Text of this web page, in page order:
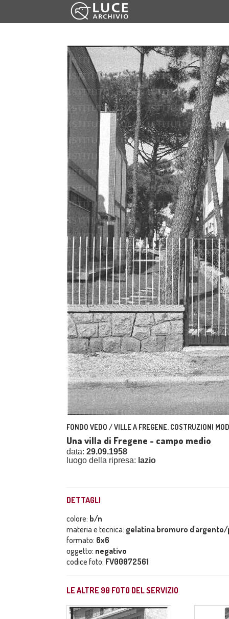
FONDO VEDO / VILLE A FREGENE. COSTRUZIONI
Una villa di Fregene - campo medio
data: 29.09.1958
luogo della ripresa: lazio
DETTAGLI
colore: b/n
materia e tecnica: gelatina bromuro
formato: 6x6
oggetto: negativo
codice foto: FV00072561
LE ALTRE 90 FOTO DEL SERVIZIO